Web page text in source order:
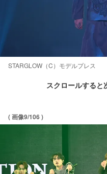
STARGLOW（C）モデルプレス
スクロールすると
( 画像9/106 )